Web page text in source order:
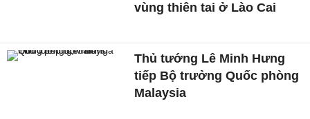
vùng thiên tai ở Lào Cai
Thủ tướng Lê Minh Hưng
tiếp Bộ trưởng Quốc phòng
Malaysia